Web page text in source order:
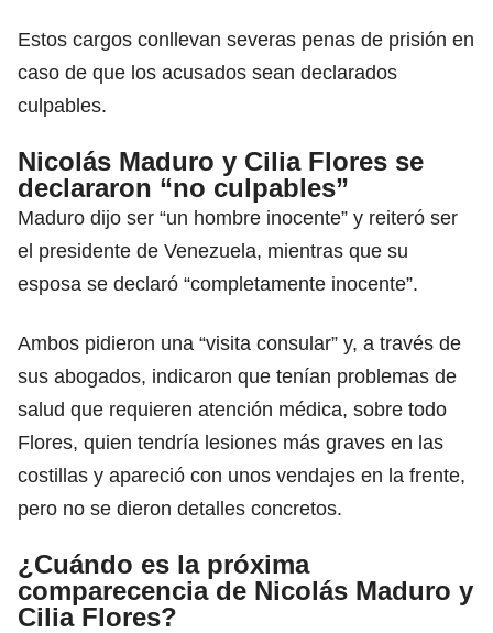
Estos cargos conllevan severas penas de prisión en
caso de que los acusados ​​sean declarados
culpables.
Nicolás Maduro y Cilia Flores se
declararon “no culpables”
Maduro dijo ser “un hombre inocente” y reiteró ser
el presidente de Venezuela, mientras que su
esposa se declaró “completamente inocente”.
Ambos pidieron una “visita consular” y, a través de
sus abogados, indicaron que tenían problemas de
salud que requieren atención médica, sobre todo
Flores, quien tendría lesiones más graves en las
costillas y apareció con unos vendajes en la frente,
pero no se dieron detalles concretos.
¿Cuándo es la próxima
comparecencia de Nicolás Maduro y
Cilia Flores?